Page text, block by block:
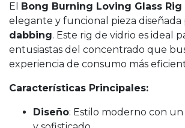
El Bong Burning Loving Glass Rig
elegante y funcional pieza diseñada
dabbing. Este rig de vidrio es ideal
entusiastas del concentrado que
experiencia de consumo más
Características Principales:
Diseño: Estilo moderno con